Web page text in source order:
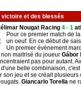
victoire et des blessés
Nougat Racing4 - 1
Pour ce premier match de
un oeuf. En ce début de
Un premier évènement
maitrisé du joueur Gábor
pas pour autant.
d'une belle combinaison, c'est
son jeu et se créait plusieurs
Giancarlo Torellane